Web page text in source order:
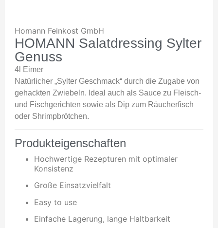
Homann Feinkost GmbH
HOMANN Salatdressing Sylter
Genuss
4l Eimer
Natürlicher „Sylter Geschmack“ durch die Zugabe von
gehackten Zwiebeln. Ideal auch als Sauce zu Fleisch-
und Fischgerichten sowie als Dip zum Räucherfisch
oder Shrimpbrötchen.
Produkteigenschaften
Hochwertige Rezepturen mit optimaler
Konsistenz
Große Einsatzvielfalt
Easy to use
Einfache Lagerung, lange Haltbarkeit